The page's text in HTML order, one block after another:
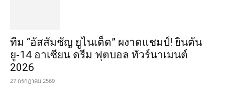
ทีม “อัสสัมชัญ ยูไนเต็ด” ผงาดแชมป์! ยินตัน
ยู-14 อาเซียน ดรีม ฟุตบอล ทัวร์นาเมนต์
2026
27 กรกฎาคม 2569